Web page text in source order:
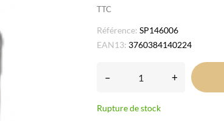
TTC
Référence: SP146006
EAN13: 3760384140224
– +
Rupture de stock